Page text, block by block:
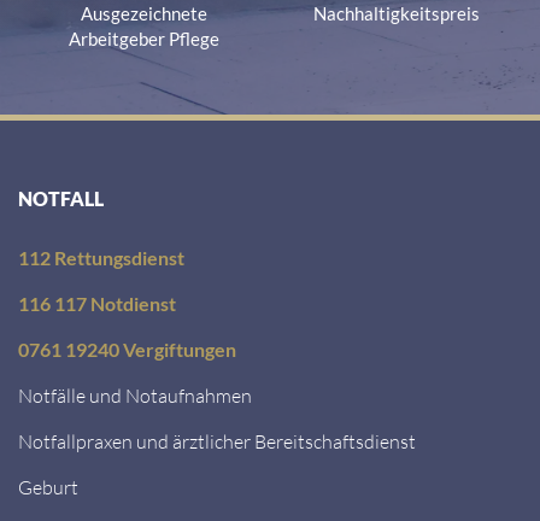
Ausgezeichnete
Arbeitgeber Pflege
Nachhaltigkeitspreis
NOTFALL
112 Rettungsdienst
116 117 Notdienst
0761 19240 Vergiftungen
Notfälle und Notaufnahmen
Notfallpraxen und ärztlicher Bereitschaftsdienst
Geburt